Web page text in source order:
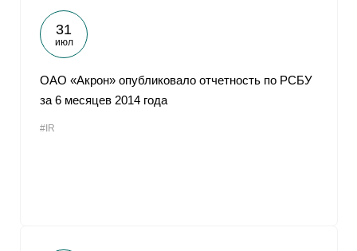
31
июл
ОАО «Акрон» опубликовало отчетность по РСБУ
за 6 месяцев 2014 года
#IR